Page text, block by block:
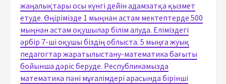
жаңалықтары осы күнгі дейін адамзатқа қызмет
етуде. Өңірімізде 1 мыңнан астам мектептерде 500
мыңнан астам оқушылар білім алуда. Еліміздегі
әрбір 7-ші оқушы біздің облыста. 5 мыңға жуық
педагогтар жаратылыстану-математика бағыты
бойынша дәріс беруде. Республикамызда
математика пәні мұғалімдері арасында бірінші